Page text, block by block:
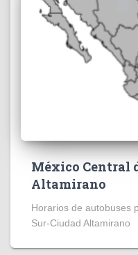
México Central
Altamirano
Horarios de autobuses
Sur-Ciudad Altamirano